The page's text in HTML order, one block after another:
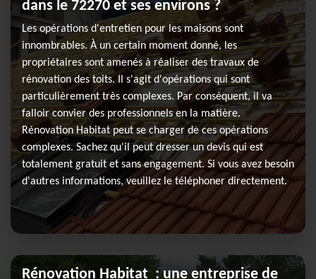
dans le 72270 et ses environs ?
Les opérations d'entretien pour les maisons sont
innombrables. À un certain moment donné, les
propriétaires sont amenés à réaliser des travaux de
rénovation des toits. Il s'agit d'opérations qui sont
particulièrement très complexes. Par conséquent, il va
falloir convier des professionnels en la matière.
Rénovation Habitat peut se charger de ces opérations
complexes. Sachez qu'il peut dresser un devis qui est
totalement gratuit et sans engagement. Si vous avez besoin
d'autres informations, veuillez le téléphoner directement.
Rénovation Habitat : une entreprise de